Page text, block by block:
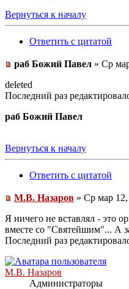
Вернуться к началу
Ответить с цитатой
раб Божий Павел » Ср
deleted
Последний раз
раб Божий Павел
Вернуться к началу
Ответить с цитатой
М.В. Назаров » Ср мар
Я ничего не вставлял - это
вместе со "Святейшим"... А
Последний раз
М.В. Назаров
Администраторы